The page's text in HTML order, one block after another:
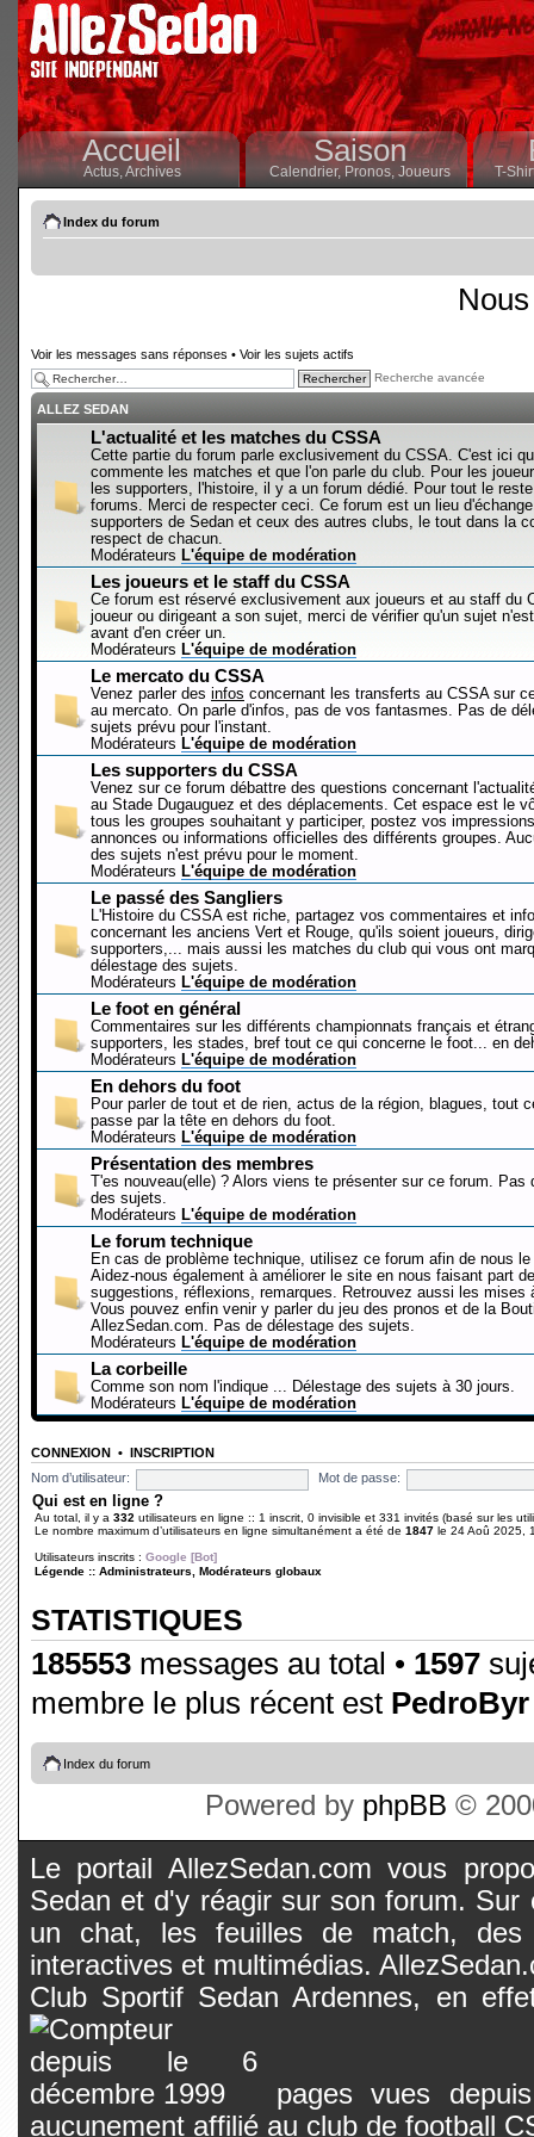
Accueil
Actus,Archives
Saison
Calendrier,Pronos, Joueurs T-
Index du forum
Voir les messages sans réponses • Voir les sujets actifs
Recherche avancée
ALLEZ SEDAN
L'actualité et les matches du CSSA
Cette partie du forum parle exclusivement du CSSA. C'est ici
commente les matches et que l'on parle du club. Pour les
les supporters, l'histoire, il y a un forum dédié. Pour tout le
forums. Merci de respecter ceci. Ce forum est un lieu
supporters de Sedan et ceux des autres clubs, le tout dans la
respect de chacun.
Modérateurs L'équipe de modération
Les joueurs et le staff du CSSA
Ce forum est réservé exclusivement aux joueurs et au staff du
joueur ou dirigeant a son sujet, merci de vérifier qu'un sujet
avant d'en créer un.
Modérateurs L'équipe de modération
Le mercato du CSSA
Venez parler des infos concernant les transferts au CSSA sur
au mercato. On parle d'infos, pas de vos fantasmes. Pas de
sujets prévu pour l'instant.
Modérateurs L'équipe de modération
Les supporters du CSSA
Venez sur ce forum débattre des questions concernant
au Stade Dugauguez et des déplacements. Cet espace est le
tous les groupes souhaitant y participer, postez vos
annonces ou informations officielles des différents groupes.
des sujets n'est prévu pour le moment.
Modérateurs L'équipe de modération
Le passé des Sangliers
L'Histoire du CSSA est riche, partagez vos commentaires et
concernant les anciens Vert et Rouge, qu'ils soient joueurs,
supporters,... mais aussi les matches du club qui vous ont
délestage des sujets.
Modérateurs L'équipe de modération
Le foot en général
Commentaires sur les différents championnats français et
supporters, les stades, bref tout ce qui concerne le foot... en
Modérateurs L'équipe de modération
En dehors du foot
Pour parler de tout et de rien, actus de la région, blagues, tout
passe par la tête en dehors du foot.
Modérateurs L'équipe de modération
Présentation des membres
T'es nouveau(elle) ? Alors viens te présenter sur ce forum. Pas
des sujets.
Modérateurs L'équipe de modération
Le forum technique
En cas de problème technique, utilisez ce forum afin de nous le
Aidez-nous également à améliorer le site en nous faisant part
suggestions, réflexions, remarques. Retrouvez aussi les mises
Vous pouvez enfin venir y parler du jeu des pronos et de la
AllezSedan.com. Pas de délestage des sujets.
Modérateurs L'équipe de modération
La corbeille
Comme son nom l'indique ... Délestage des sujets à 30 jours.
Modérateurs L'équipe de modération
CONNEXION • INSCRIPTION
Nom d’utilisateur:
Mot de passe:
Qui est en ligne ?
Au total, il y a 332 utilisateurs en ligne :: 1 inscrit, 0 invisible et 331 invités (basé sur les
Le nombre maximum d’utilisateurs en ligne simultanément a été de 1847 le 24 Aoû 2025,
Utilisateurs inscrits : Google [Bot]
Légende :: Administrateurs Modérateurs globaux
STATISTIQUES
185553 messages au total • 1597
membre le plus récent est PedroByr
Index du forum
Powered by phpBB ©
Le portail AllezSedan.com vous
Sedan et d'y réagir sur son forum.
un chat, les feuilles de match, des
interactives et multimédias.
Club Sportif Sedan Ardennes, en
pages vues
aucunement affilié au club de football